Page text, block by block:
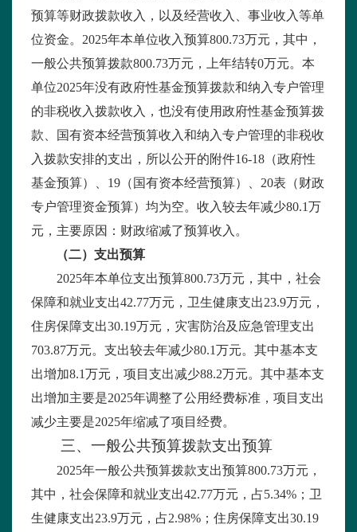
预算等财政拨款收入，以及经营收入、事业收入等单
位资金。 2025年本单位收入预算800.73万元，其中，
一般公共预算拨款800.73万元，上年结转0万元。本
单位2025年没有政府性基金预算拨款和纳入专户管理
的非税收入拨款收入，也没有使用政府性基金预算拨
款、国有资本经营预算收入和纳入专户管理的非税收
入拨款安排的支出，所以公开的附件16-18 （政府性
基金预算）、 19 （国有资本经营预算）、 20表（财政
专户管理资金预算）均为空。收入较去年减少80.1万
元，主要原因：财政缩减了预算收入。
（二）支出预算
2025年本单位支出预算800.73万元，其中，社会
保障和就业支出42.77万元，卫生健康支出23.9万元，
住房保障支出30.19万元，灾害防治及应急管理支出
703.87万元。支出较去年减少80.1万元。其中基本支
出增加8.1万元，项目支出减少88.2万元。其中基本支
出增加主要是2025年调整了公用经费标准，项目支出
减少主要是2025年缩减了项目经费。
三、一般公共预算拨款支出预算
2025年一般公共预算拨款支出预算800.73万元，
其中，社会保障和就业支出42.77万元，占5.34% ；卫
生健康支出23.9万元，占2.98% ；住房保障支出30.19